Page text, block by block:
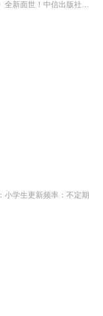
小学生更新频率：不定期